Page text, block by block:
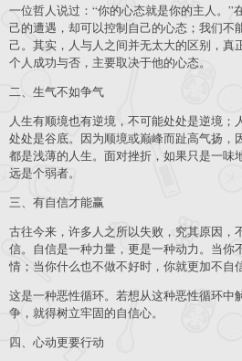
一位哲人说过：“你的心态就是你的主人。”
己的遭遇，却可以控制自己的心态；我们不
己。其实，人与人之间并无太大的区别，真
个人成功与否，主要取决于他的心态。
二、生气不如争气
人生有顺境也有逆境，不可能处处是逆境；
处处是谷底。因为顺境或巅峰而趾高气扬，
都是浅薄的人生。面对挫折，如果只是一味
远是个弱者。
三、有自信才能赢
古往今来，许多人之所以失败，究其原因，
信。自信是一种力量，更是一种动力。当你
情；当你什么也不做不好时，你就更加不自信
这是一种恶性循环。若想从这种恶性循环中
争，就得树立牢固的自信心。
四、心动更要行动